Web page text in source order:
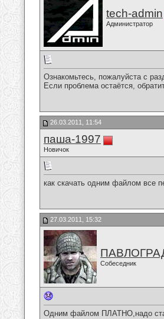
tech-admin
Администратор
Ознакомьтесь, пожалуйста с
Если проблема остаётся,
26.03.2011, 11:54
паша-1997
Новичок
как скачать одним файлом все
27.03.2011, 15:32
Собеседник
Одним файлом ПЛАТНО,надо